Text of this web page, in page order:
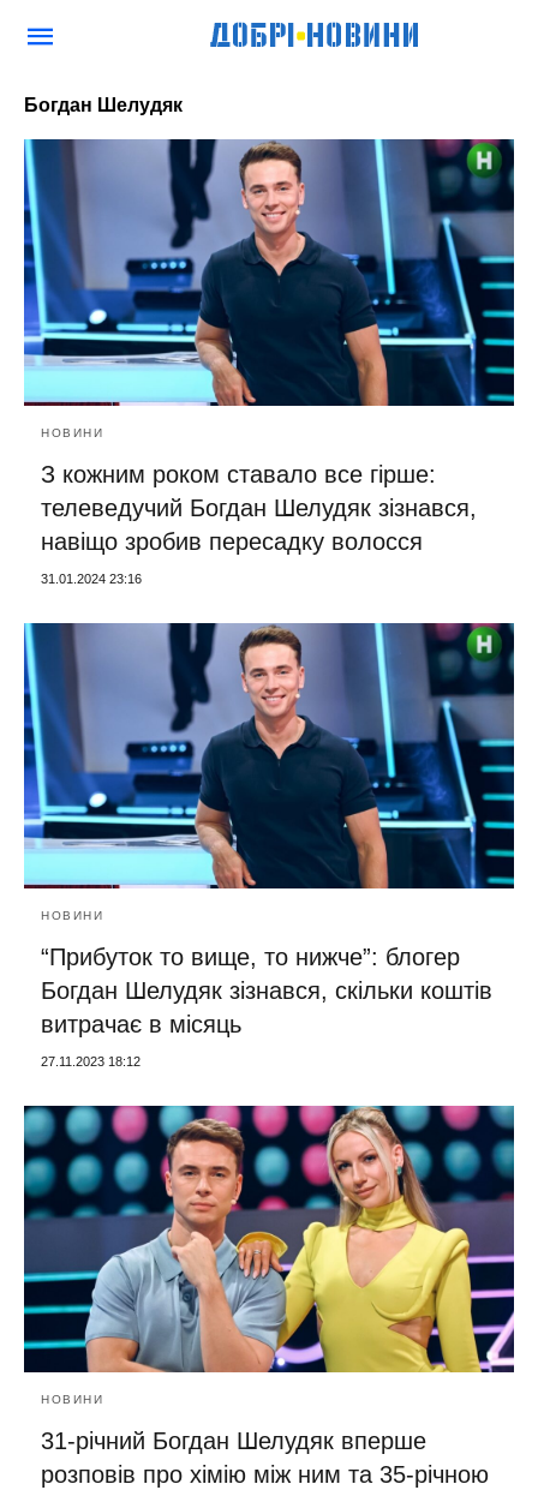
Богдан Шелудяк
НОВИНИ
З кожним роком ставало все гірше:
телеведучий Богдан Шелудяк зізнався,
навіщо зробив пересадку волосся
31.01.2024 23:16
НОВИНИ
“Прибуток то вище, то нижче”: блогер
Богдан Шелудяк зізнався, скільки коштів
витрачає в місяць
27.11.2023 18:12
НОВИНИ
31-річний Богдан Шелудяк вперше
розповів про хімію між ним та 35-річною